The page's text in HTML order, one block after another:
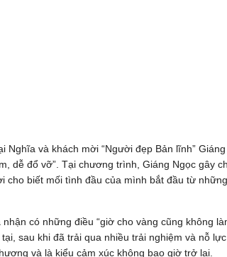
Nghĩa và khách mời “Người đẹp Bản lĩnh”
dễ đổ vỡ”. Tại chương trình, Giáng Ngọc gây
cho biết mối tình đầu của mình bắt đầu từ
có những điều “giờ cho vàng cũng không
sau khi đã trải qua nhiều trải nghiệm và nỗ
và là kiểu cảm xúc không bao giờ trở lại.